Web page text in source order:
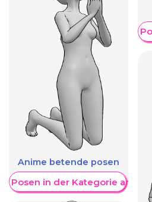
Anime betende posen
Posen in der Kategorie
Weitere